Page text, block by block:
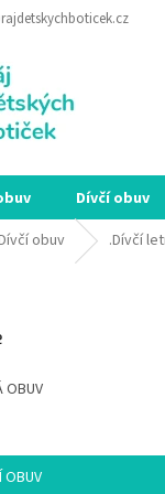
Dívčí obuv
obuv .Dívčí
OBUV
OBUV